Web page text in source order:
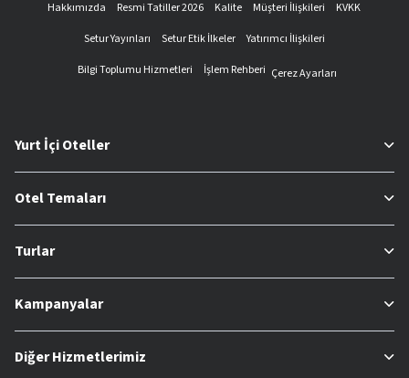
Hakkımızda Resmi Tatiller 2026 Kalite Müşteri İlişkileri
KVKK
Setur Yayınları
Setur Etik İlkeler
Yatırımcı İlişkileri
Bilgi Toplumu Hizmetleri
İşlem Rehberi Çerez Ayarları
Yurt İçi Oteller
Otel Temaları
Turlar
Kampanyalar
Diğer Hizmetlerimiz